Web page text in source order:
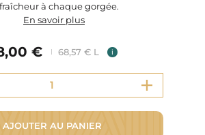
à chaque gorgée.
En savoir plus
€ 68,57 € L i
AJOUTER AU PANIER